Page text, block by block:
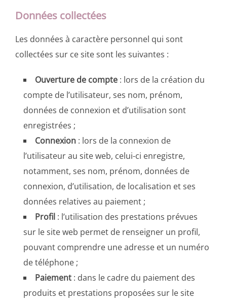
Données collectées
Les données à caractère personnel qui sont
collectées sur ce site sont les suivantes :
Ouverture de compte : lors de la création du
compte de l’utilisateur, ses nom, prénom,
données de connexion et d’utilisation sont
enregistrées ;
Connexion : lors de la connexion de
l’utilisateur au site web, celui-ci enregistre,
notamment, ses nom, prénom, données de
connexion, d’utilisation, de localisation et ses
données relatives au paiement ;
Profil : l’utilisation des prestations prévues
sur le site web permet de renseigner un profil,
pouvant comprendre une adresse et un numéro
de téléphone ;
Paiement : dans le cadre du paiement des
produits et prestations proposées sur le site